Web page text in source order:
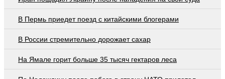
В Пермь приедет поезд с китайскими блогерами
В России стремительно дорожает сахар
На Ямале горит больше 35 тысяч гектаров леса